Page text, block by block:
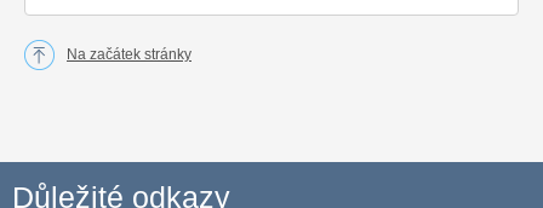
Na začátek stránky
Důležité odkazy